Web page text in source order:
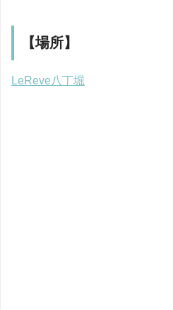
【場所】
LeReve八丁堀